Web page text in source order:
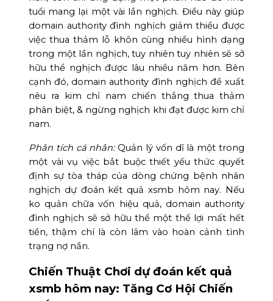
tuổi mang lại một vài lần nghịch. Điều này giúp
domain authority đình nghịch giảm thiểu được
việc thua thảm lỗ khôn cùng nhiều hình dạng
trong một lần nghịch, tuy nhiên tuy nhiên sẽ sở
hữu thể nghịch được lâu nhiều năm hơn. Bên
cạnh đó, domain authority đình nghịch đề xuất
nêu ra kim chỉ nam chiến thắng thua thảm
phân biệt, & ngừng nghịch khi đạt được kim chỉ
nam.
Phân tích cá nhân:Quản lý vốn dĩ là một trong
một vài vụ việc bắt buộc thiết yếu thức quyết
định sự tòa tháp của dòng chứng bệnh nhân
nghịch dự đoán kết quả xsmb hôm nay. Nếu
ko quản chữa vốn hiệu quả, domain authority
đình nghịch sẽ sở hữu thể một thể lợi mất hết
tiền, thậm chí là còn lâm vào hoàn cảnh tình
trạng nợ nần.
Chiến Thuật Chơi dự đoán kết quả
xsmb hôm nay: Tăng Cơ Hội Chiến